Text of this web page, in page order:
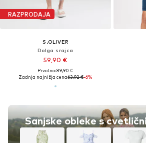
RAZPRODAJA
S.OLIVER
Dolga srajca
59,90 €
Prvotno: 89,90 €
Zadnja najnižja cena63,92 €-6%
Sanjske obleke s